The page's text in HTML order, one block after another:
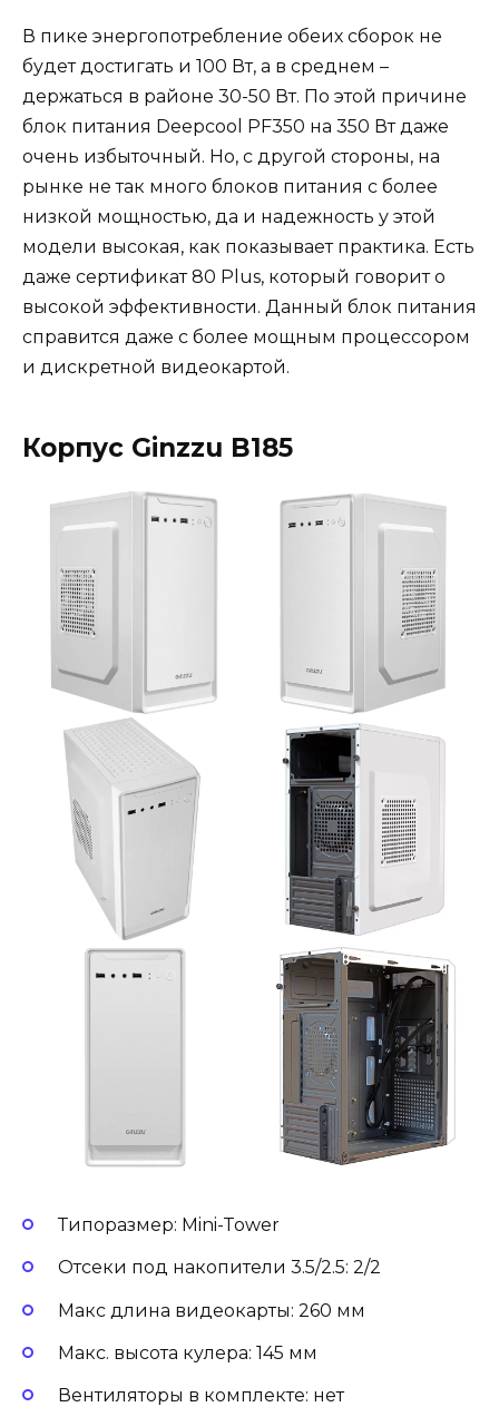
В пике энергопотребление обеих сборок не
будет достигать и 100 Вт, а в среднем –
держаться в районе 30-50 Вт. По этой причине
блок питания Deepcool PF350 на 350 Вт даже
очень избыточный. Но, с другой стороны, на
рынке не так много блоков питания с более
низкой мощностью, да и надежность у этой
модели высокая, как показывает практика. Есть
даже сертификат 80 Plus, который говорит о
высокой эффективности. Данный блок питания
справится даже с более мощным процессором
и дискретной видеокартой.
Корпус Ginzzu B185
Типоразмер: Mini-Tower
Отсеки под накопители 3.5/2.5: 2/2
Макс длина видеокарты: 260 мм
Макс. высота кулера: 145 мм
Вентиляторы в комплекте: нет